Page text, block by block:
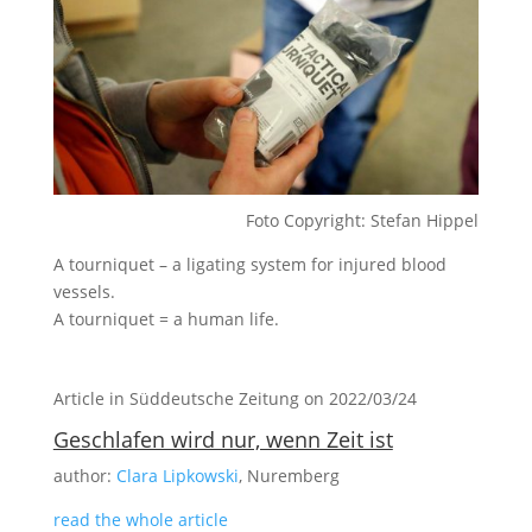
Foto Copyright: Stefan Hippel
A tourniquet – a ligating system for injured blood
vessels.
A tourniquet = a human life.
Article in Süddeutsche Zeitung on 2022/03/24
Geschlafen wird nur, wenn Zeit ist
author: Clara Lipkowski, Nuremberg
read the whole article